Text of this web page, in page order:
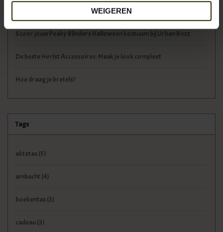
WEIGEREN
Vintage Stijl voor de Moderne Man bij Urban Bozz
Scoor jouw Peaky Blinders Halloween kostuum bij Urban Bozz
De beste Herfst Accessoires: Maak je look compleet
Hoe draag je bretels?
Tags
aktetas (5)
ambacht (4)
boekentas (3)
cadeau(3)